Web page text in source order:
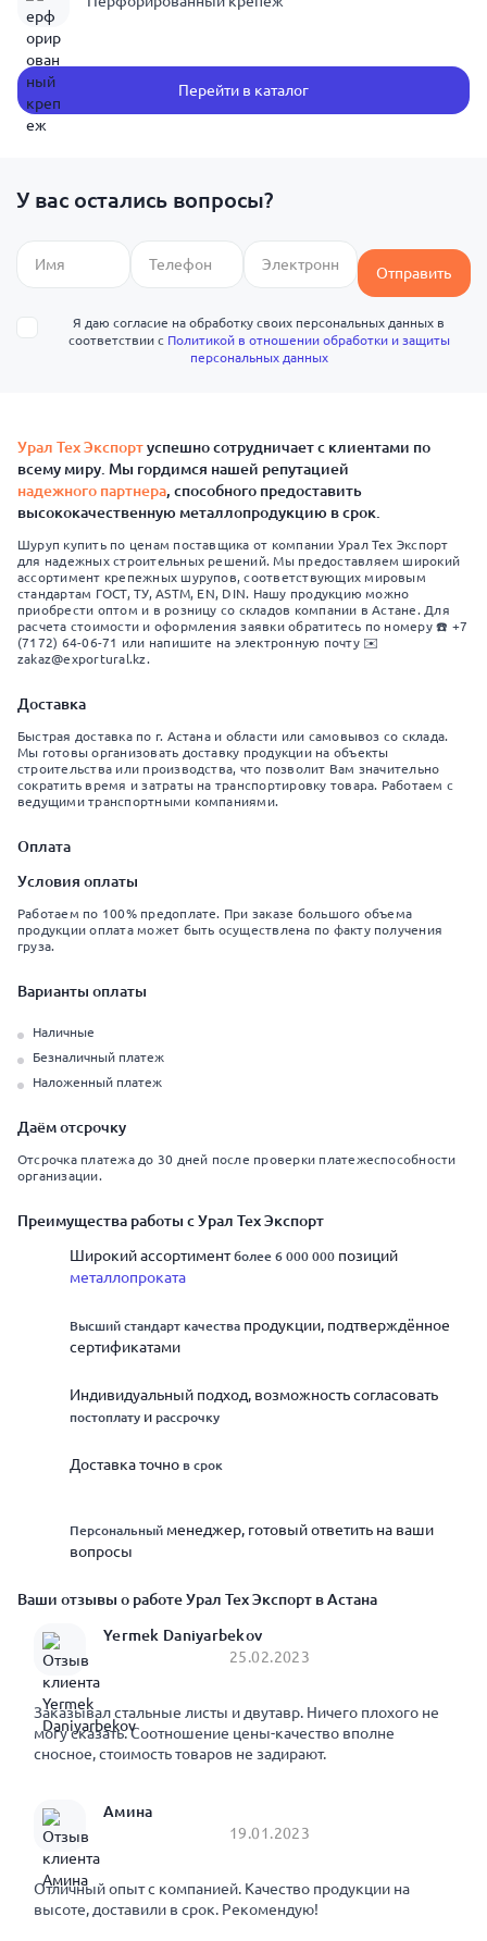
Перейти в каталог
У вас остались вопросы?
Отправить
Я даю согласие на обработку своих персональных данных в
соответствии с Политикой в отношении обработки и защиты
персональных данных
Урал Тех Экспортуспешно сотрудничает с клиентами по
всему миру. Мы гордимся нашей репутацией
надежного партнера, способного предоставить
высококачественную металлопродукцию в срок.
Шуруп купить по ценам поставщика от компании Урал Тех Экспорт
для надежных строительных решений. Мы предоставляем широкий
ассортимент крепежных шурупов, соответствующих мировым
стандартам ГОСТ, ТУ, ASTM, EN, DIN. Нашу продукцию можно
приобрести оптом и в розницу со складов компании в Астане. Для
расчета стоимости и оформления заявки обратитесь по номеру ☎️ +7
(7172) 64-06-71 или напишите на электронную почту ✉️
zakaz@exportural.kz.
Доставка
Быстрая доставка по г. Астана и области или самовывоз со склада.
Мы готовы организовать доставку продукции на объекты
строительства или производства, что позволит Вам значительно
сократить время и затраты на транспортировку товара. Работаем с
ведущими транспортными компаниями.
Оплата
Условия оплаты
Работаем по 100% предоплате. При заказе большого объема
продукции оплата может быть осуществлена по факту получения
груза.
Варианты оплаты
Наличные
Безналичный платеж
Наложенный платеж
Даём отсрочку
Отсрочка платежа до 30 дней после проверки платежеспособности
организации.
Преимущества работы с Урал Тех Экспорт
Широкий ассортиментболее 6 000 000 позиций
металлопроката
Высший стандарт качества продукции, подтверждённое
сертификатами
Индивидуальный подход, возможность согласовать
постоплату и рассрочку
Доставка точно в срок
Персональный менеджер, готовый ответить на ваши
вопросы
Ваши отзывы о работе Урал Тех Экспорт в Астана
Yermek Daniyarbekov
25.02.2023
Заказывал стальные листы и двутавр. Ничего плохого не
могу сказать. Соотношение цены-качество вполне
сносное, стоимость товаров не задирают.
Амина
19.01.2023
Отличный опыт с компанией. Качество продукции на
высоте, доставили в срок. Рекомендую!